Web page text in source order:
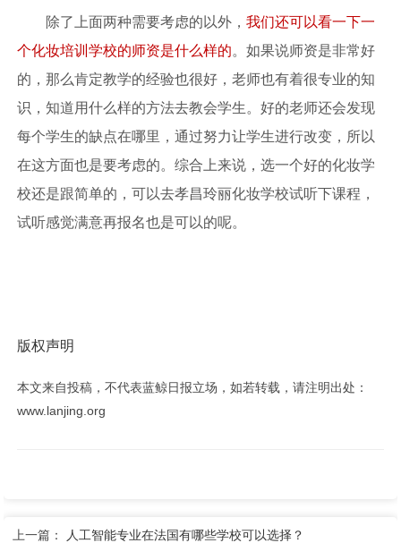
除了上面两种需要考虑的以外，我们还可以看一下一
个化妆培训学校的师资是什么样的。如果说师资是非常好
的，那么肯定教学的经验也很好，老师也有着很专业的知
识，知道用什么样的方法去教会学生。好的老师还会发现
每个学生的缺点在哪里，通过努力让学生进行改变，所以
在这方面也是要考虑的。综合上来说，选一个好的化妆学
校还是跟简单的，可以去孝昌玲丽化妆学校试听下课程，
试听感觉满意再报名也是可以的呢。
版权声明
本文来自投稿，不代表蓝鲸日报立场，如若转载，请注明出处：
www.lanjing.org
上一篇： 人工智能专业在法国有哪些学校可以选择？